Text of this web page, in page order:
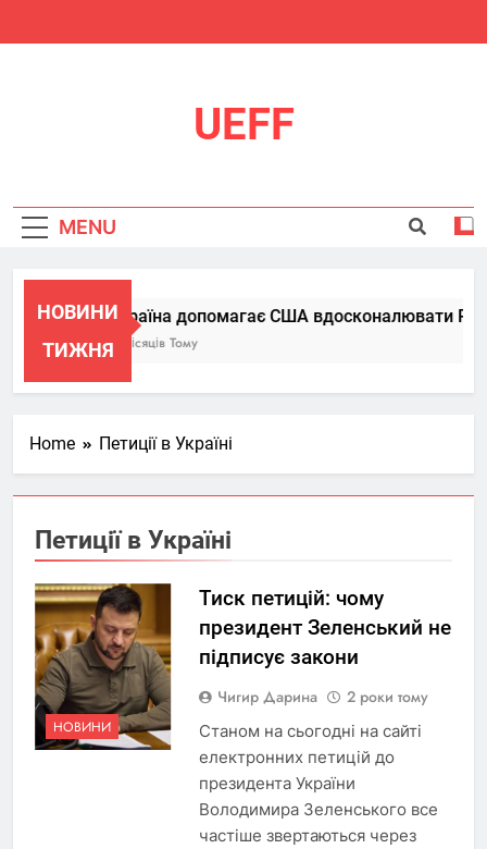
UEFF
MENU
НОВИНИ
ТИЖНЯ
Україна допомагає США вдосконалювати
6 Місяців Тому
Home Петиції в Україні
Петиції в Україні
НОВИНИ
Тиск петицій: чому
президент Зеленський не
підписує закони
Чигир Дарина 2 роки тому
Станом на сьогодні на сайті
електронних петицій до
президента України
Володимира Зеленського все
частіше звертаються через